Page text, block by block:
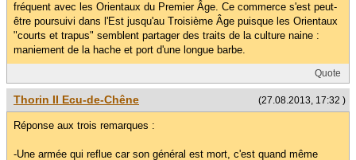
fréquent avec les Orientaux du Premier Âge. Ce commerce s'est peut-
être poursuivi dans l'Est jusqu'au Troisième Âge puisque les Orientaux
"courts et trapus" semblent partager des traits de la culture naine :
maniement de la hache et port d'une longue barbe.
Quote
(27.08.2013, 17:32 )
Thorin II Ecu-de-Chêne
Réponse aux trois remarques :
-Une armée qui reflue car son général est mort, c'est quand même